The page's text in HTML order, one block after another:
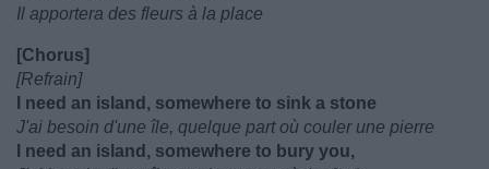
Il apportera des fleurs à la place
[Chorus]
[Refrain]
I need an island, somewhere to sink a stone
J'ai besoin d'une île, quelque part où couler une pierre
I need an island, somewhere to bury you,